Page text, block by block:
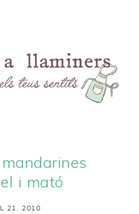
i mató
21, 2010